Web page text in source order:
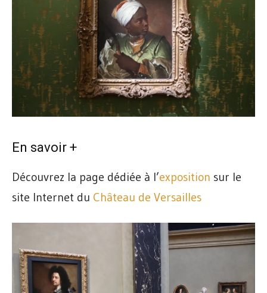
En savoir +
Découvrez la page dédiée à l’exposition sur le
site Internet du Château de Versailles